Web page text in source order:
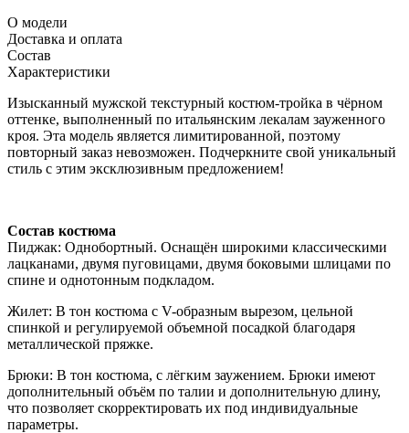
О модели
Доставка и оплата
Состав
Характеристики
Изысканный мужской текстурный костюм-тройка в чёрном
оттенке, выполненный по итальянским лекалам зауженного
кроя. Эта модель является лимитированной, поэтому
повторный заказ невозможен. Подчеркните свой уникальный
стиль с этим эксклюзивным предложением!
Состав костюма
Пиджак: Однобортный. Оснащён широкими классическими
лацканами, двумя пуговицами, двумя боковыми шлицами по
спине и однотонным подкладом.
Жилет: В тон костюма с V-образным вырезом, цельной
спинкой и регулируемой объемной посадкой благодаря
металлической пряжке.
Брюки: В тон костюма, с лёгким заужением. Брюки имеют
дополнительный объём по талии и дополнительную длину,
что позволяет скорректировать их под индивидуальные
параметры.